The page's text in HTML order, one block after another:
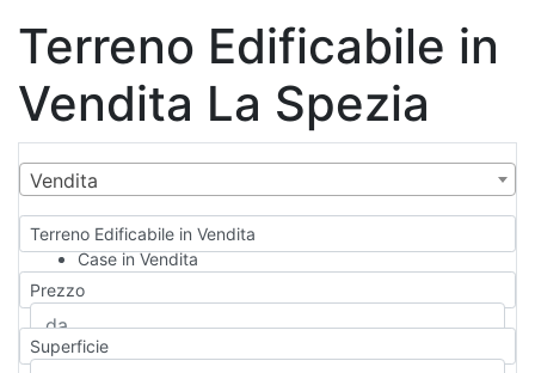
Terreno Edificabile in
Vendita La Spezia
Vendita
Terreno Edificabile in Vendita
Case in Vendita
Qualsiasi
Appartamento
Casa indipendente
Casa Semi-indipendente
Prezzo
Superficie